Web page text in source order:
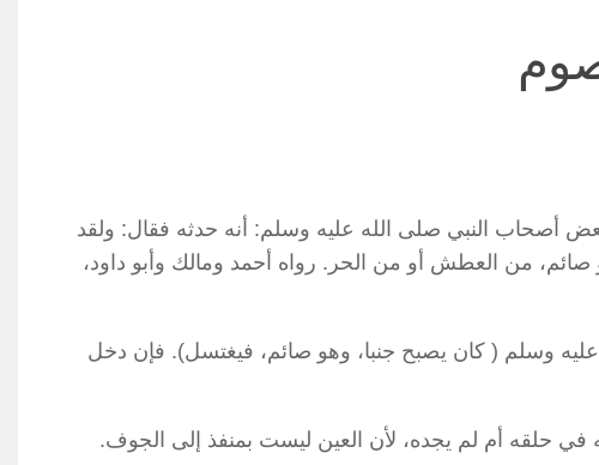
أصحاب النبي صلى الله عليه وسلم: أنه حدثه فقال: ولقد
من العطش أو من الحر. رواه أحمد ومالك وأبو داود،
وسلم ( كان يصبح جنبا، وهو صائم، فيغتسل). فإن دخل
في حلقه أم لم يجده، لأن العين ليست بمنفذ إلى الجوف.